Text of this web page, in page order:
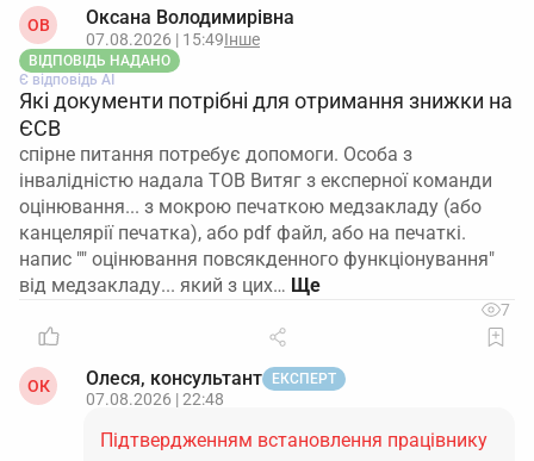
ОВ Оксана Володимирівна
07.08.2026 | 15:49Інше
ВІДПОВІДЬ НАДАНО
Є відповідь АІ
Які документи потрібні для отримання знижки на
ЄСВ
спірне питання потребує допомоги. Особа з
інвалідністю надала ТОВ Витяг з експерної команди
оцінювання... з мокрою печаткою медзакладу (або
канцелярії печатка), або pdf файл, або на печаткі.
напис "" оцінювання повсякденного функціонування"
від медзакладу... який з цих…
7
ОК Олеся, консультант ЕКСПЕРТ
07.08.2026 | 22:48
Підтвердженням встановлення працівнику